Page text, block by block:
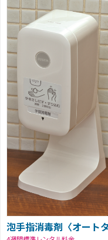
泡手指消毒剤〈オート